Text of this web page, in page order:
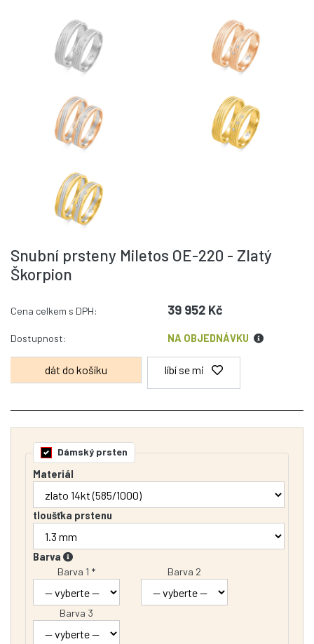
Snubní prsteny Miletos OE-220 - Zlatý
Škorpion
Cena celkem s DPH: 39 952 Kč
Dostupnost: NA OBJEDNÁVKU
líbí se mi
Dámský prsten
Materiál
tloušťka prstenu
Barva
Barva 1 *
Barva 2
Barva 3